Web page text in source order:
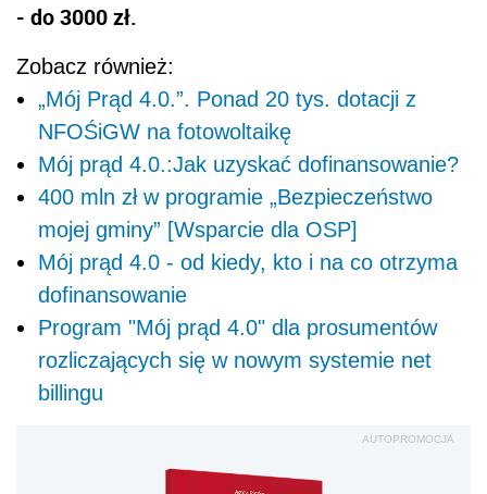
- do 3000 zł.
Zobacz również:
„Mój Prąd 4.0.”. Ponad 20 tys. dotacji z
NFOŚiGW na fotowoltaikę
Mój prąd 4.0.:Jak uzyskać dofinansowanie?
400 mln zł w programie „Bezpieczeństwo
mojej gminy” [Wsparcie dla OSP]
Mój prąd 4.0 - od kiedy, kto i na co otrzyma
dofinansowanie
Program "Mój prąd 4.0" dla prosumentów
rozliczających się w nowym systemie net
billingu
AUTOPROMOCJA